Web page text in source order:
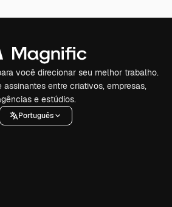
você direcionar seu melhor trabalho.
assinantes entre criativos, empresas,
e estúdios.
Português